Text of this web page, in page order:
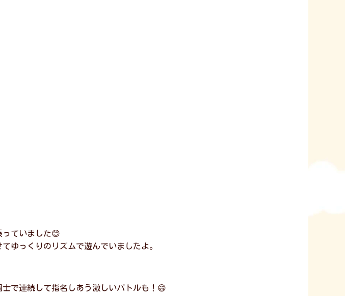
っていました😊
ゆっくりのリズムで遊んでいましたよ。
で連続して指名しあう激しいバトルも！😄